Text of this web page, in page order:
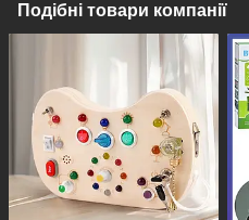
Подібні товари компанії